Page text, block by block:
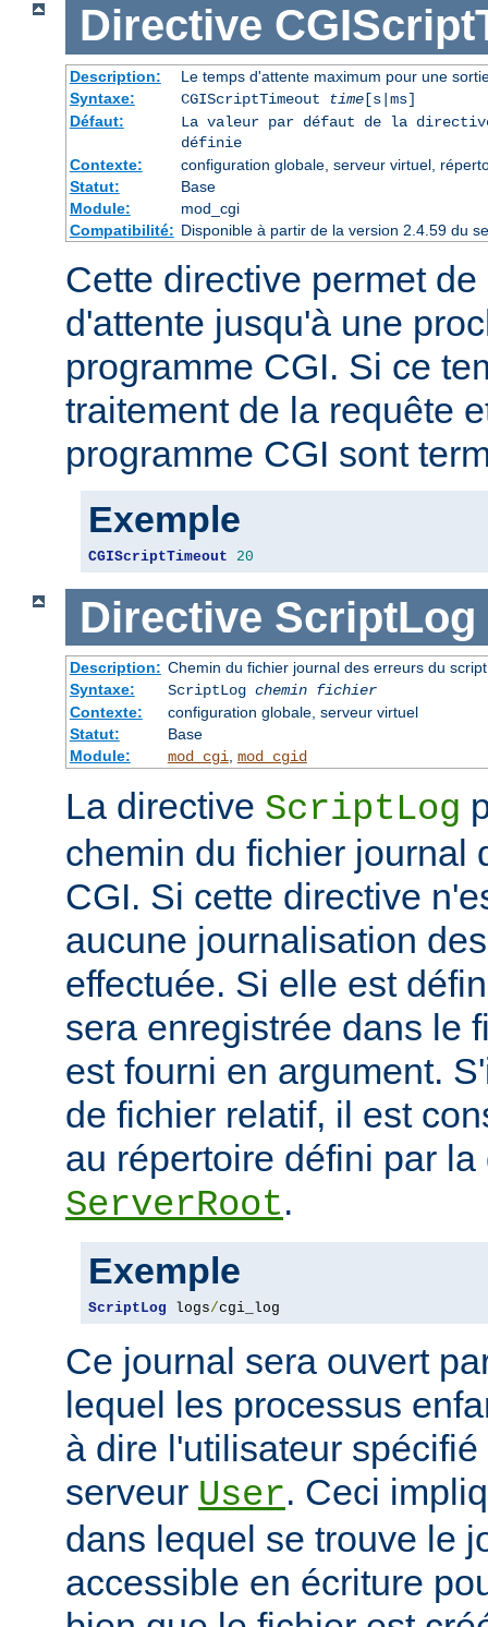
Directive
Description:
Le temps d'attente maximum pour une
Syntaxe:
CGIScriptTimeout time[s|ms]
Défaut:
La valeur par défaut de la
définie
Contexte:
configuration globale, serveur virtuel,
Statut:
Base
Module:
mod_cgi
Compatibilité: Disponible à partir de la version 2.4.59 du
Cette directive permet
d'attente jusqu'à une
programme CGI. Si ce
traitement de la requête
programme CGI sont
Exemple
CGIScriptTimeout 20
Directive ScriptLog
Description: Chemin du fichier journal des erreurs du
Syntaxe:
ScriptLog chemin fichier
Contexte:
configuration globale, serveur virtuel
Statut:
Base
Module:
mod_cgi, mod_cgid
La directive ScriptLog
chemin du fichier journal
CGI. Si cette directive
aucune journalisation
effectuée. Si elle est
sera enregistrée dans le
est fourni en argument.
de fichier relatif, il est
au répertoire défini par la
ServerRoot.
Exemple
ScriptLog logs/cgi_log
Ce journal sera ouvert
lequel les processus
à dire l'utilisateur
serveur User. Ceci
dans lequel se trouve le
accessible en écriture